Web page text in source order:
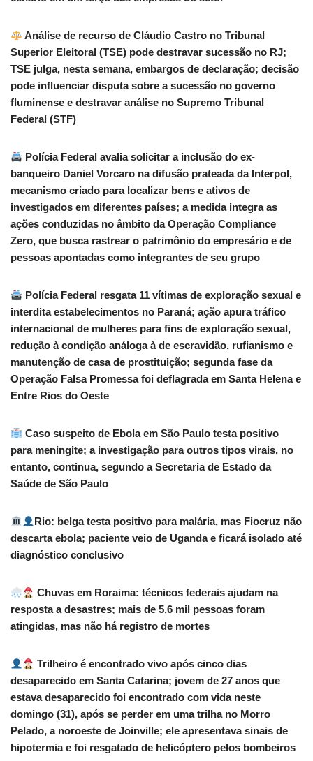
Análise de recurso de Cláudio Castro no Tribunal
Superior Eleitoral (TSE) pode destravar sucessão no RJ;
TSE julga, nesta semana, embargos de declaração; decisão
pode influenciar disputa sobre a sucessão no governo
fluminense e destravar análise no Supremo Tribunal
Federal (STF)
Polícia Federal avalia solicitar a inclusão do ex-
banqueiro Daniel Vorcaro na difusão prateada da Interpol,
mecanismo criado para localizar bens e ativos de
investigados em diferentes países; a medida integra as
ações conduzidas no âmbito da Operação Compliance
Zero, que busca rastrear o patrimônio do empresário e de
pessoas apontadas como integrantes de seu grupo
Polícia Federal resgata 11 vítimas de exploração sexual e
interdita estabelecimentos no Paraná; ação apura tráfico
internacional de mulheres para fins de exploração sexual,
redução à condição análoga à de escravidão, rufianismo e
manutenção de casa de prostituição; segunda fase da
Operação Falsa Promessa foi deflagrada em Santa Helena e
Entre Rios do Oeste
Caso suspeito de Ebola em São Paulo testa positivo
para meningite; a investigação para outros tipos virais, no
entanto, continua, segundo a Secretaria de Estado da
Saúde de São Paulo
Rio: belga testa positivo para malária, mas Fiocruz não
descarta ebola; paciente veio de Uganda e ficará isolado até
diagnóstico conclusivo
Chuvas em Roraima: técnicos federais ajudam na
resposta a desastres; mais de 5,6 mil pessoas foram
atingidas, mas não há registro de mortes
Trilheiro é encontrado vivo após cinco dias
desaparecido em Santa Catarina; jovem de 27 anos que
estava desaparecido foi encontrado com vida neste
domingo (31), após se perder em uma trilha no Morro
Pelado, a noroeste de Joinville; ele apresentava sinais de
hipotermia e foi resgatado de helicóptero pelos bombeiros